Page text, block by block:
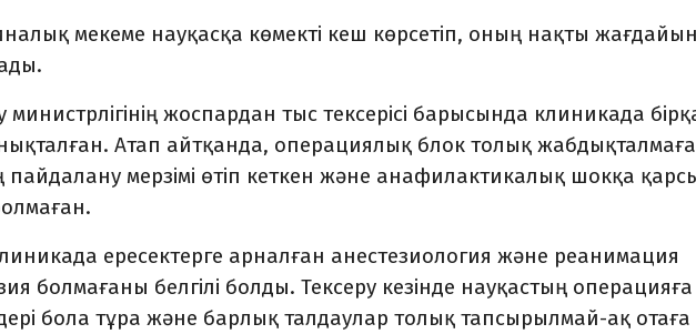
мекеме науқасқа көмекті кеш көрсетіп, оның нақты жағдайын
министрлігінің жоспардан тыс тексерісі барысында клиникада
Атап айтқанда, операциялық блок толық
мерзімі өтіп кеткен және анафилактикалық шокқа
ересектерге арналған анестезиология және реанимация
болмағаны белгілі болды. Тексеру кезінде науқастың операцияға
бола тұра және барлық талдаулар толық тапсырылмай-ақ отаға